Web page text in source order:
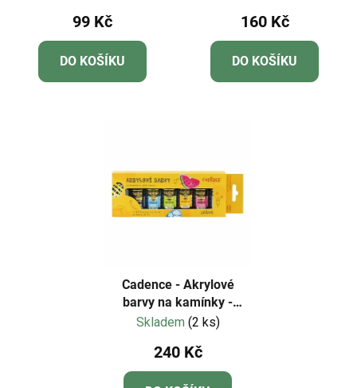
99 Kč
DO KOŠÍKU
160 Kč
DO KOŠÍKU
Cadence - Akrylové
barvy na kamínky -
zářivé barvy, sada 6 ks +
Skladem (2 ks)
240 Kč